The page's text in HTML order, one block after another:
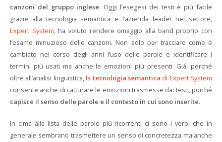
canzoni del gruppo inglese. Oggi l’esegesi dei testi è più facile
grazie alla tecnologia semantica e l’azienda leader nel settore,
Expert System, ha voluto rendere omaggio alla band proprio con
l’esame minuzioso delle canzoni. Non solo per tracciare come è
cambiato nel corso degli anni l’uso delle parole e identificare i
termini più usati ma anche le emozioni più presenti. Già, perché
oltre all’analisi linguistica,la tecnologia semantica di Expert System
consente anche di catturare le emozioni trasmesse dai testi, poiché
capisce il senso delle parole e il contesto in cui sono inserite.
In cima alla lista delle parole più ricorrenti ci sono i verbi che in
generale sembrano trasmettere un senso di concretezza ma anche